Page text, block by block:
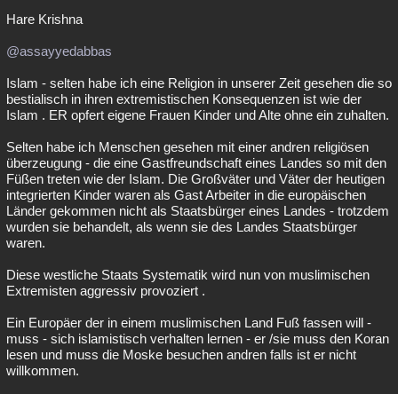
Hare Krishna
@assayyedabbas
Islam - selten habe ich eine Religion in unserer Zeit gesehen die so
bestialisch in ihren extremistischen Konsequenzen ist wie der
Islam . ER opfert eigene Frauen Kinder und Alte ohne ein zuhalten.
Selten habe ich Menschen gesehen mit einer andren religiösen
überzeugung - die eine Gastfreundschaft eines Landes so mit den
Füßen treten wie der Islam. Die Großväter und Väter der heutigen
integrierten Kinder waren als Gast Arbeiter in die europäischen
Länder gekommen nicht als Staatsbürger eines Landes - trotzdem
wurden sie behandelt, als wenn sie des Landes Staatsbürger
waren.
Diese westliche Staats Systematik wird nun von muslimischen
Extremisten aggressiv provoziert .
Ein Europäer der in einem muslimischen Land Fuß fassen will -
muss - sich islamistisch verhalten lernen - er /sie muss den Koran
lesen und muss die Moske besuchen andren falls ist er nicht
willkommen.